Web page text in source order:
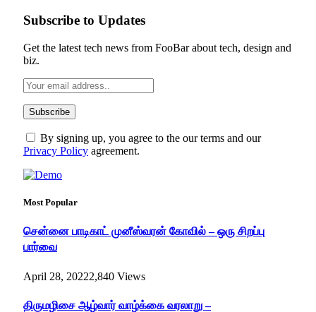
Subscribe to Updates
Get the latest tech news from FooBar about tech, design and
biz.
By signing up, you agree to the our terms and our
Privacy Policy agreement.
Most Popular
சென்னை பாடிகாட் முனீஸ்வரன் கோவில் – ஒரு சிறப்பு
பார்வை
April 28, 20222,840 Views
திருமழிசை ஆழ்வார் வாழ்க்கை வரலாறு –